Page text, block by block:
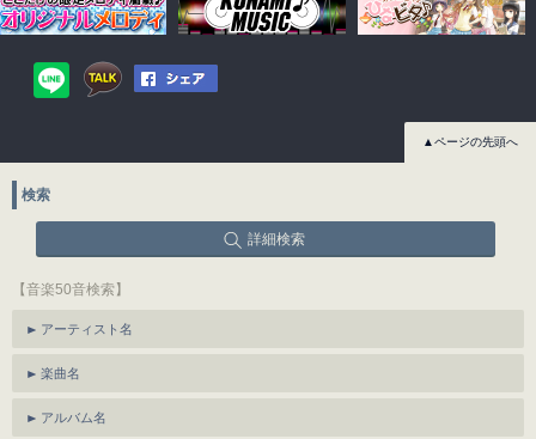
▲ページの先頭へ
検索
詳細検索
【音楽50音検索】
アーティスト名
楽曲名
アルバム名